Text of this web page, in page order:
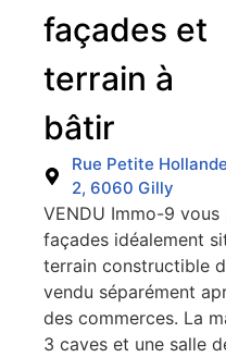
façades et
terrain à
bâtir
Rue Petite Hollande
2, 6060 Gilly
VENDU Immo-9
façades idéalement
terrain constructible
vendu séparément
des commerces. La
3 caves et une salle